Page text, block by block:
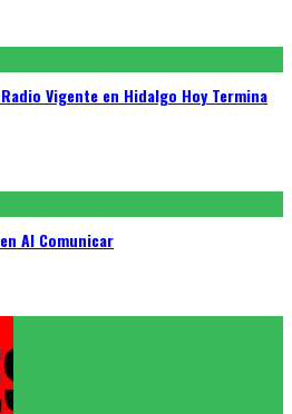
Vigente en Hidalgo Hoy Termina
Al Comunicar